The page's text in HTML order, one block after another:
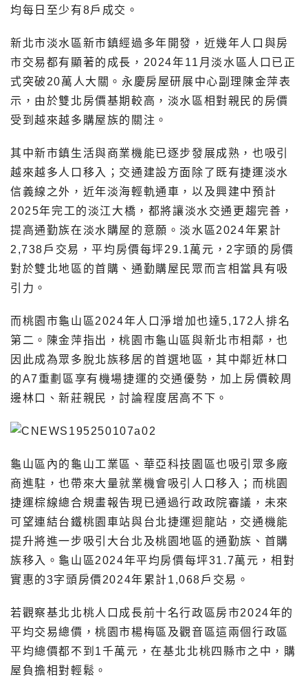
均每日至少有8戶成交。
新北市淡水區新市鎮經過多年開發，近幾年人口與房
市交易都有顯著的成長，2024年11月淡水區人口已正
式突破20萬人大關。永慶房屋研展中心副理陳金萍表
示，由於雙北房價基期較高，淡水區相對親民的房價
受到越來越多購屋族的關注。
其中新市鎮生活與商業機能已逐步發展成熟，也吸引
越來越多人口移入；交通建設方面除了既有捷運淡水
信義線之外，近年淡海輕軌通車，以及興建中預計
2025年完工的淡江大橋，都將讓淡水交通更趨完善，
提高通勤族在淡水購屋的意願。淡水區2024年累計
2,738戶交易，平均房價每坪29.1萬元，2字頭的房價
對於雙北地區的首購、通勤購屋民眾而言相當具有吸
引力。
而桃園市龜山區2024年人口淨增加也達5,172人排名
第二。陳金萍指出，桃園市龜山區與新北市相鄰，也
因此成為眾多脫北族移居的首選地區，其中鄰近林口
的A7重劃區享有機場捷運的交通優勢，加上房價較周
邊林口、新莊親民，討論程度居高不下。
龜山區內的龜山工業區、華亞科技園區也吸引眾多廠
商進駐，也帶來大量就業機會吸引人口移入；而桃園
捷運棕線總合規畫報告現已通過行政政院審議，未來
可望連結台鐵桃園車站與台北捷運迴龍站，交通機能
提升將進一步吸引大台北及桃園地區的通勤族、首購
族移入。龜山區2024年平均房價每坪31.7萬元，相對
實惠的3字頭房價2024年累計1,068戶交易。
若觀察基北北桃人口成長前十名行政區房市2024年的
平均交易總價，桃園市楊梅區及觀音區這兩個行政區
平均總價都不到1千萬元，在基北北桃四縣市之中，購
屋負擔相對輕鬆。